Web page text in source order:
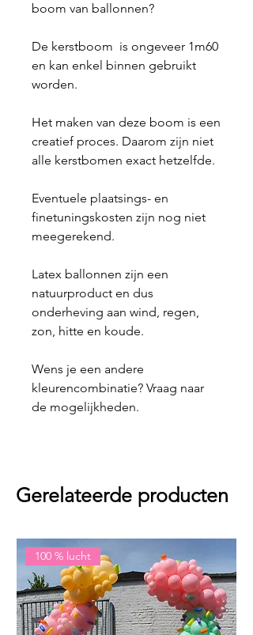
boom van ballonnen?
De kerstboom is ongeveer 1m60
en kan enkel binnen gebruikt
worden.
Het maken van deze boom is een
creatief proces. Daarom zijn niet
alle kerstbomen exact hetzelfde.
Eventuele plaatsings- en
finetuningskosten zijn nog niet
meegerekend.
Latex ballonnen zijn een
natuurproduct en dus
onderheving aan wind, regen,
zon, hitte en koude.
Wens je een andere
kleurencombinatie? Vraag naar
de mogelijkheden.
Gerelateerde producten
100 % lucht